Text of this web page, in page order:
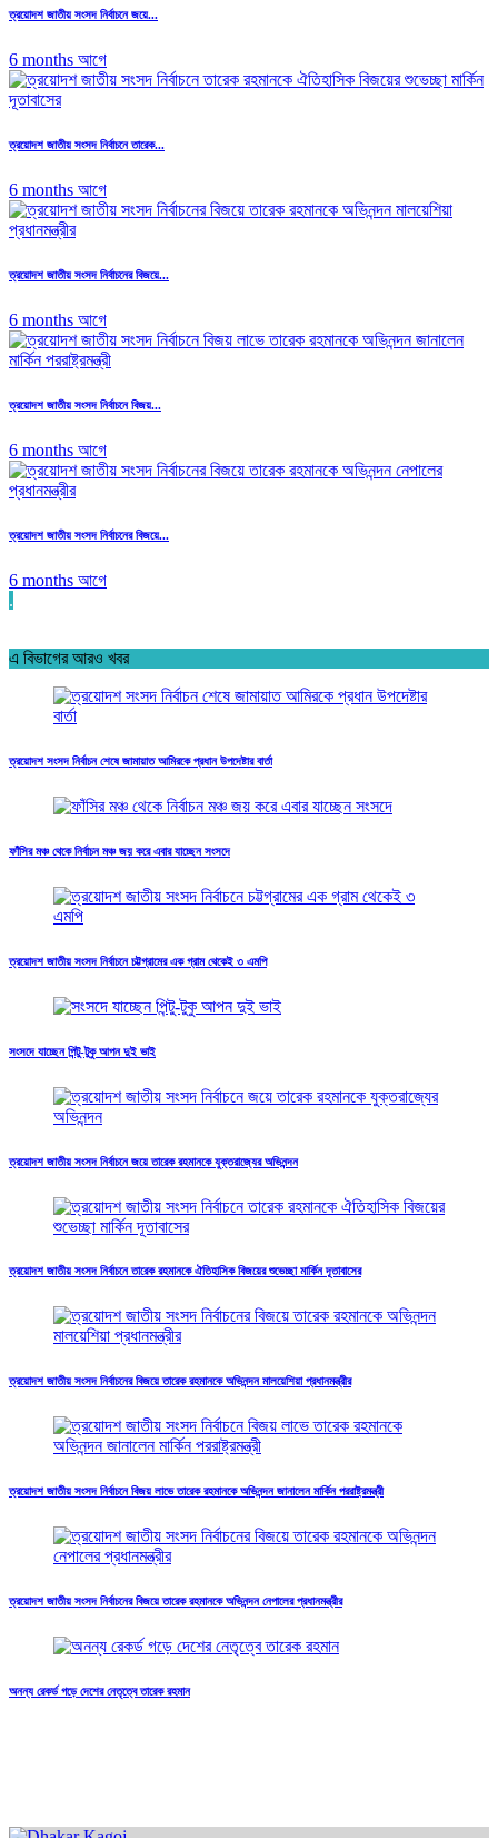
ত্রয়োদশ জাতীয় সংসদ নির্বাচনে জয়ে...
6 months আগে
ত্রয়োদশ জাতীয় সংসদ নির্বাচনে তারেক...
6 months আগে
ত্রয়োদশ জাতীয় সংসদ নির্বাচনের বিজয়ে...
6 months আগে
ত্রয়োদশ জাতীয় সংসদ নির্বাচনে বিজয়...
6 months আগে
ত্রয়োদশ জাতীয় সংসদ নির্বাচনের বিজয়ে...
6 months আগে
.
এ বিভাগের আরও খবর
ত্রয়োদশ সংসদ নির্বাচন শেষে জামায়াত আমিরকে প্রধান উপদেষ্টার বার্তা
ফাঁসির মঞ্চ থেকে নির্বাচন মঞ্চ জয় করে এবার যাচ্ছেন সংসদে
ত্রয়োদশ জাতীয় সংসদ নির্বাচনে চট্টগ্রামের এক গ্রাম থেকেই ৩ এমপি
সংসদে যাচ্ছেন পিন্টু-টুকু আপন দুই ভাই
ত্রয়োদশ জাতীয় সংসদ নির্বাচনে জয়ে তারেক রহমানকে যুক্তরাজ্যের অভিনন্দন
ত্রয়োদশ জাতীয় সংসদ নির্বাচনে তারেক রহমানকে ঐতিহাসিক বিজয়ের শুভেচ্ছা মার্কিন দূতাবাসের
ত্রয়োদশ জাতীয় সংসদ নির্বাচনের বিজয়ে তারেক রহমানকে অভিনন্দন মালয়েশিয়া প্রধানমন্ত্রীর
ত্রয়োদশ জাতীয় সংসদ নির্বাচনে বিজয় লাভে তারেক রহমানকে অভিনন্দন জানালেন মার্কিন পররাষ্ট্রমন্ত্রী
ত্রয়োদশ জাতীয় সংসদ নির্বাচনের বিজয়ে তারেক রহমানকে অভিনন্দন নেপালের প্রধানমন্ত্রীর
অনন্য রেকর্ড গড়ে দেশের নেতৃত্বে তারেক রহমান